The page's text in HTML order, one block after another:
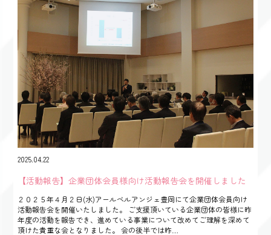
2025.04.22
【活動報告】企業団体会員様向け活動報告会を開催しました
２０２５年４月２日(水)アールベルアンジェ豊岡にて企業団体会員向け
活動報告会を開催いたしました。 ご支援頂いている企業団体の皆様に昨
年度の活動を報告でき、進めている事業について改めてご理解を深めて
頂けた貴重な会となりました。 会の後半では昨…